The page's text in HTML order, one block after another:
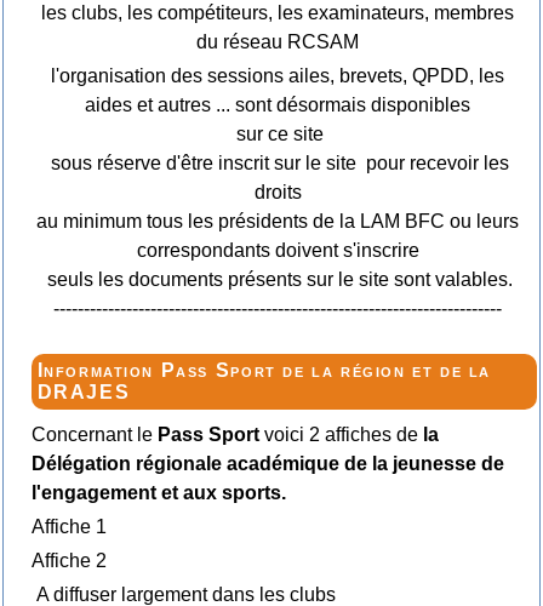
les clubs, les compétiteurs, les examinateurs, membres
du réseau RCSAM
l'organisation des sessions ailes, brevets, QPDD, les
aides et autres ... sont désormais disponibles
sur ce site
sous réserve d'être inscrit sur le site pour recevoir les
droits
au minimum tous les présidents de la LAM BFC ou leurs
correspondants doivent s'inscrire
seuls les documents présents sur le site sont valables.
--------------------------------------------------------------------------
Information Pass Sport de la région et de la
DRAJES
Concernant lePass Sportvoici 2 affiches dela
Délégation régionale académique de la jeunesse de
l'engagement et aux sports.
Affiche 1
Affiche 2
A diffuser largement dans les clubs